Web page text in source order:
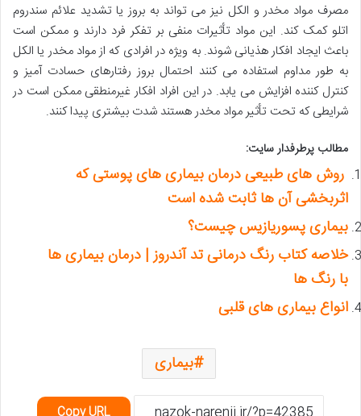
مصرف مواد مخدر و الکل نیز می تواند به بروز یا تشدید علائم سندروم
اتلو کمک کند. این مواد تأثیرات منفی بر تفکر فرد دارند و ممکن است
باعث ایجاد افکار هذیانی شوند. به ویژه در افرادی که از مواد مخدر یا الکل
به طور مداوم استفاده می کنند احتمال بروز رفتارهای حسادت آمیز و
کنترل کننده افزایش می یابد. در این افراد افکار غیرمنطقی ممکن است در
شرایطی که تحت تأثیر مواد مخدر هستند شدت بیشتری پیدا کنند.
مطالب پرطرفدار سایت:
روش های طبیعی درمان بیماری های پوستی که
اثربخشی آن ها ثابت شده است
بیماری پسوریازیس چیست؟
خلاصه کتاب رنگ درمانی تد آندروز | درمان بیماری ها
با رنگ ها
انواع بیماری های قلبی
بیماری